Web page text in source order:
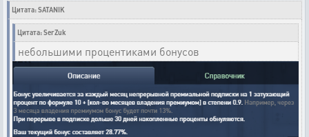
Цитата: SATANIK
Цитата: SerZuk
небольшими процентиками бонусов